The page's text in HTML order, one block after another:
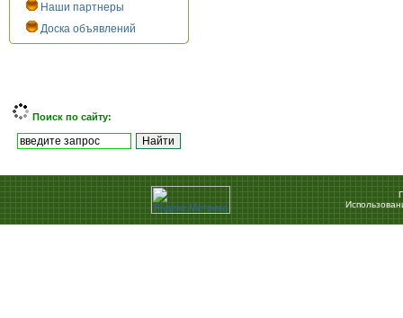
Наши партнеры
Доска объявлений
Поиск по сайту: